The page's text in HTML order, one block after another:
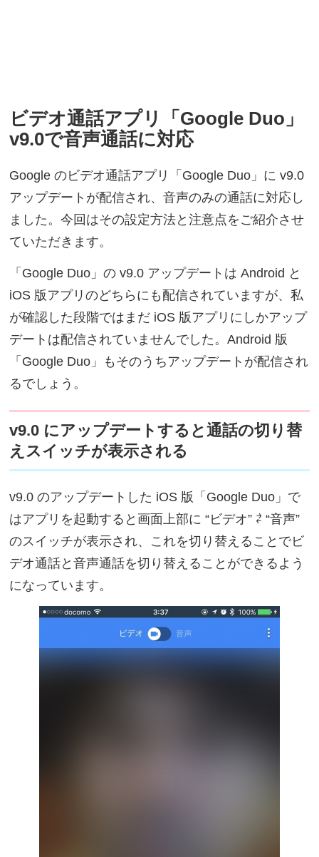
ビデオ通話アプリ「Google Duo」
v9.0で音声通話に対応
Google のビデオ通話アプリ「Google Duo」に v9.0
アップデートが配信され、音声のみの通話に対応し
ました。今回はその設定方法と注意点をご紹介させ
ていただきます。
「Google Duo」の v9.0 アップデートは Android と
iOS 版アプリのどちらにも配信されていますが、私
が確認した段階ではまだ iOS 版アプリにしかアップ
デートは配信されていませんでした。Android 版
「Google Duo」もそのうちアップデートが配信され
るでしょう。
v9.0 にアップデートすると通話の切り替
えスイッチが表示される
v9.0 のアップデートした iOS 版「Google Duo」で
はアプリを起動すると画面上部に “ビデオ” ⇄ “音声”
のスイッチが表示され、これを切り替えることでビ
デオ通話と音声通話を切り替えることができるよう
になっています。